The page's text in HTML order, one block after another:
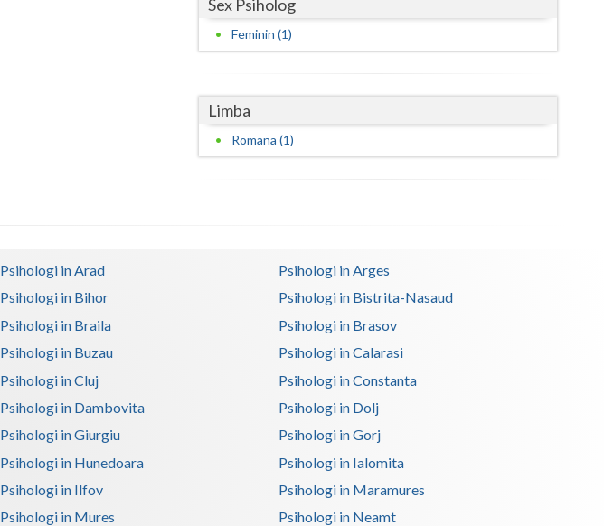
Sex Psiholog
Feminin (1)
Limba
Romana (1)
Psihologi in Arad
Psihologi in Arges
Psihologi in Bihor
Psihologi in Bistrita-Nasaud
Psihologi in Braila
Psihologi in Brasov
Psihologi in Buzau
Psihologi in Calarasi
Psihologi in Cluj
Psihologi in Constanta
Psihologi in Dambovita
Psihologi in Dolj
Psihologi in Giurgiu
Psihologi in Gorj
Psihologi in Hunedoara
Psihologi in Ialomita
Psihologi in Ilfov
Psihologi in Maramures
Psihologi in Mures Psihologi in Neamt